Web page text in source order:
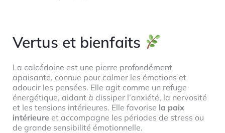
Vertus et bienfaits
La calcédoine est une pierre profondément
apaisante, connue pour calmer les émotions et
adoucir les pensées. Elle agit comme un refuge
énergétique, aidant à dissiper l’anxiété, la nervosité
et les tensions intérieures. Elle favorise la paix
intérieure et accompagne les périodes de stress ou
de grande sensibilité émotionnelle.